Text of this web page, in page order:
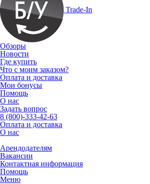
Trade-In
Обзоры
Новости
Где купить
Что с моим заказом?
Оплата и доставка
Мои бонусы
Помощь
О нас
Задать вопрос
8 (800)-333-42-63
Оплата и доставка
О нас
Арендодателям
Вакансии
Контактная информация
Помощь
Меню